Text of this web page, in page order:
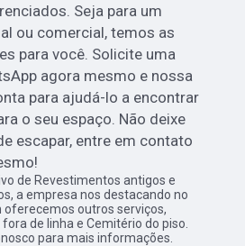
Seja para um
ou comercial, temos as
para você. Solicite uma
agora mesmo e nossa
para ajudá-lo a encontrar
o seu espaço. Não deixe
escapar, entre em contato
de Revestimentos antigos e
a empresa nos destacando no
outros serviços,
de linha e Cemitério do piso.
para mais informações.